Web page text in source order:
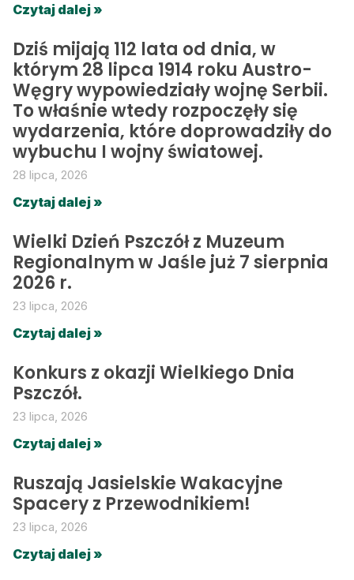
Czytaj dalej »
Dziś mijają 112 lata od dnia, w
którym 28 lipca 1914 roku Austro-
Węgry wypowiedziały wojnę Serbii.
To właśnie wtedy rozpoczęły się
wydarzenia, które doprowadziły do
wybuchu I wojny światowej.
28 lipca, 2026
Czytaj dalej »
Wielki Dzień Pszczół z Muzeum
Regionalnym w Jaśle już 7 sierpnia
2026 r.
23 lipca, 2026
Czytaj dalej »
Konkurs z okazji Wielkiego Dnia
Pszczół.
23 lipca, 2026
Czytaj dalej »
Ruszają Jasielskie Wakacyjne
Spacery z Przewodnikiem!
23 lipca, 2026
Czytaj dalej »